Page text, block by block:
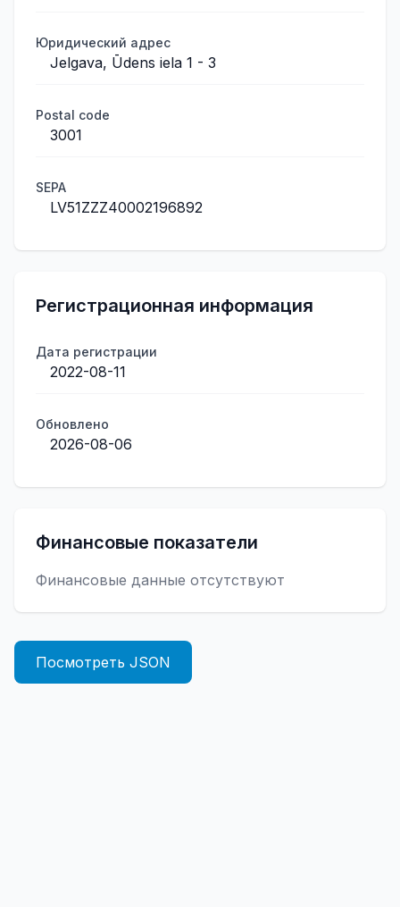
Юридический адрес
Jelgava, Ūdens iela 1 - 3
Postal code
3001
SEPA
LV51ZZZ40002196892
Регистрационная информация
Дата регистрации
2022-08-11
Обновлено
2026-08-06
Финансовые показатели
Финансовые данные отсутствуют
Посмотреть JSON